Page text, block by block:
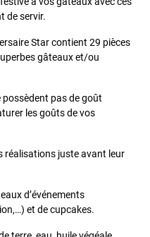
de servir.
Star contient 29 pièces
gâteaux et/ou
possèdent pas de goût
les goûts de vos
réalisations juste avant leur
d’événements
et de cupcakes.